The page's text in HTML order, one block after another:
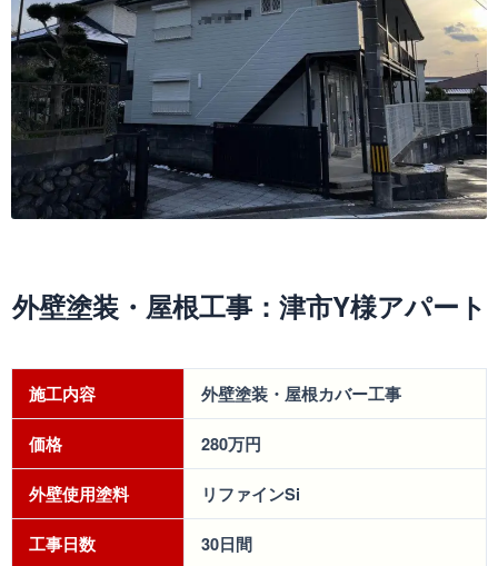
外壁塗装・屋根工事：津市Y様アパート
施工内容 外壁塗装・屋根カバー工事
価格 280万円
外壁使用塗料 リファインSi
工事日数 30日間